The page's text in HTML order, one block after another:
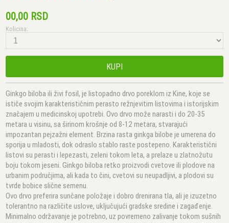
00,00 RSD
Kolicina:
KUPI
Ginkgo biloba ili živi fosil, je listopadno drvo poreklom iz Kine, koje se
ističe svojim karakterističnim perasto režnjevitim listovima i istorijskim
značajem u medicinskoj upotrebi. Ovo drvo može narasti i do 20-35
metara u visinu, sa širinom krošnje od 8-12 metara, stvarajući
impozantan pejzažni element. Brzina rasta ginkga bilobe je umerena do
sporija u mladosti, dok odraslo stablo raste postepeno. Karakteristični
listovi su perasti i lepezasti, zeleni tokom leta, a prelaze u zlatnožutu
boju tokom jeseni. Ginkgo biloba retko proizvodi cvetove ili plodove na
urbanim područjima, ali kada to čini, cvetovi su neupadljivi, a plodovi su
tvrde bobice slične semenu.
Ovo drvo preferira sunčane položaje i dobro drenirana tla, ali je izuzetno
tolerantno na različite uslove, uključujući gradske sredine i zagađenje.
Minimalno održavanje je potrebno, uz povremeno zalivanje tokom sušnih